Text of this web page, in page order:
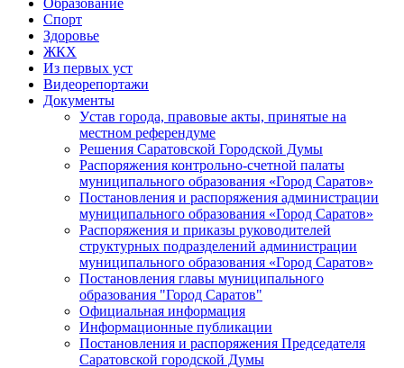
Спорт
Здоровье
ЖКХ
Из пеpвых уст
Видеорепортажи
Документы
Уcтав города, правовые акты, принятые на
местном референдуме
Решения Саратовской Городской Думы
Распоряжения контрольно-счетной палаты
муниципального образования «Город Саратов»
Постановления и распоряжения администрации
муниципального образования «Город Саратов»
Распоряжения и приказы руководителей
структурных подразделений администрации
муниципального образования «Город Саратов»
Постановления главы муниципального
образования "Город Саратов"
Официальная информация
Информационные публикации
Постановления и распоряжения Председателя
Саратовской городской Думы